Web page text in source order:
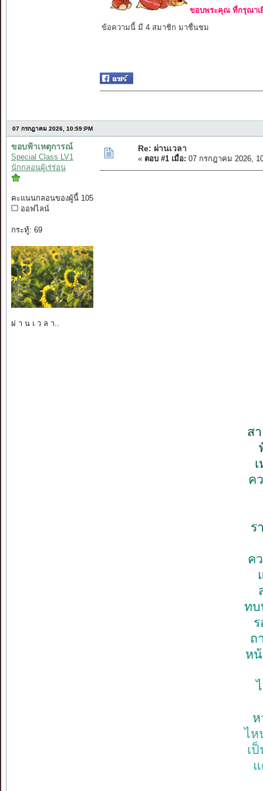
ขอบพระคุณ ที่กรุณาเ
ข้อความนี้ มี 4 สมาชิก มาชื่นชม
07 กรกฎาคม 2026, 10:59:PM
ขอบฟ้าเหตุการณ์
Special Class LV1
นักกลอนผู้เร่ร่อน
คะแนนกลอนของผู้นี้ 105
ออฟไลน์
กระทู้: 69
ผ่ า น เ ว ล า..
Re: ผ่านเวลา
« ตอบ #1 เมื่อ: 07 กรกฎาคม 2026,
ส
ค
ร
ค
ทบ
ถ
ห
ไห
เ